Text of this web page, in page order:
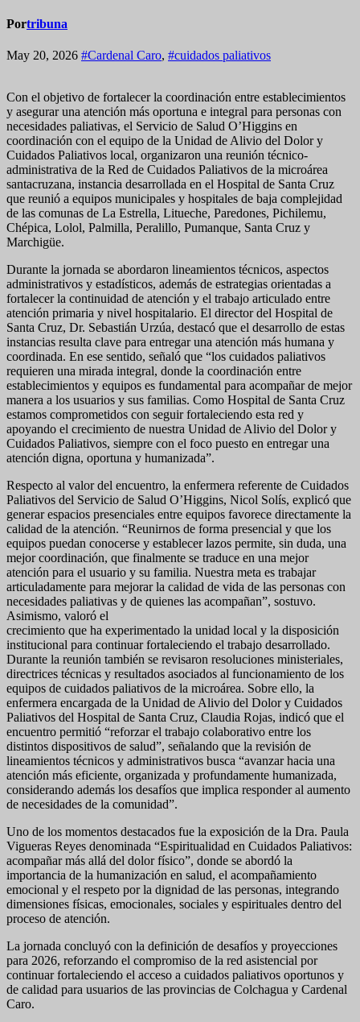
Portribuna
May 20, 2026 #Cardenal Caro, #cuidados paliativos
Con el objetivo de fortalecer la coordinación entre establecimientos
y asegurar una atención más oportuna e integral para personas con
necesidades paliativas, el Servicio de Salud O’Higgins en
coordinación con el equipo de la Unidad de Alivio del Dolor y
Cuidados Paliativos local, organizaron una reunión técnico-
administrativa de la Red de Cuidados Paliativos de la microárea
santacruzana, instancia desarrollada en el Hospital de Santa Cruz
que reunió a equipos municipales y hospitales de baja complejidad
de las comunas de La Estrella, Litueche, Paredones, Pichilemu,
Chépica, Lolol, Palmilla, Peralillo, Pumanque, Santa Cruz y
Marchigüe.
Durante la jornada se abordaron lineamientos técnicos, aspectos
administrativos y estadísticos, además de estrategias orientadas a
fortalecer la continuidad de atención y el trabajo articulado entre
atención primaria y nivel hospitalario. El director del Hospital de
Santa Cruz, Dr. Sebastián Urzúa, destacó que el desarrollo de estas
instancias resulta clave para entregar una atención más humana y
coordinada. En ese sentido, señaló que “los cuidados paliativos
requieren una mirada integral, donde la coordinación entre
establecimientos y equipos es fundamental para acompañar de mejor
manera a los usuarios y sus familias. Como Hospital de Santa Cruz
estamos comprometidos con seguir fortaleciendo esta red y
apoyando el crecimiento de nuestra Unidad de Alivio del Dolor y
Cuidados Paliativos, siempre con el foco puesto en entregar una
atención digna, oportuna y humanizada”.
Respecto al valor del encuentro, la enfermera referente de Cuidados
Paliativos del Servicio de Salud O’Higgins, Nicol Solís, explicó que
generar espacios presenciales entre equipos favorece directamente la
calidad de la atención. “Reunirnos de forma presencial y que los
equipos puedan conocerse y establecer lazos permite, sin duda, una
mejor coordinación, que finalmente se traduce en una mejor
atención para el usuario y su familia. Nuestra meta es trabajar
articuladamente para mejorar la calidad de vida de las personas con
necesidades paliativas y de quienes las acompañan”, sostuvo.
Asimismo, valoró el
crecimiento que ha experimentado la unidad local y la disposición
institucional para continuar fortaleciendo el trabajo desarrollado.
Durante la reunión también se revisaron resoluciones ministeriales,
directrices técnicas y resultados asociados al funcionamiento de los
equipos de cuidados paliativos de la microárea. Sobre ello, la
enfermera encargada de la Unidad de Alivio del Dolor y Cuidados
Paliativos del Hospital de Santa Cruz, Claudia Rojas, indicó que el
encuentro permitió “reforzar el trabajo colaborativo entre los
distintos dispositivos de salud”, señalando que la revisión de
lineamientos técnicos y administrativos busca “avanzar hacia una
atención más eficiente, organizada y profundamente humanizada,
considerando además los desafíos que implica responder al aumento
de necesidades de la comunidad”.
Uno de los momentos destacados fue la exposición de la Dra. Paula
Vigueras Reyes denominada “Espiritualidad en Cuidados Paliativos:
acompañar más allá del dolor físico”, donde se abordó la
importancia de la humanización en salud, el acompañamiento
emocional y el respeto por la dignidad de las personas, integrando
dimensiones físicas, emocionales, sociales y espirituales dentro del
proceso de atención.
La jornada concluyó con la definición de desafíos y proyecciones
para 2026, reforzando el compromiso de la red asistencial por
continuar fortaleciendo el acceso a cuidados paliativos oportunos y
de calidad para usuarios de las provincias de Colchagua y Cardenal
Caro.